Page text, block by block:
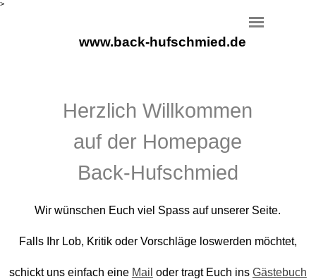
>
www.back-hufschmied.de
Herzlich Willkommen
auf der Homepage
Back-Hufschmied
Wir wünschen Euch viel Spass auf unserer Seite.
Falls Ihr Lob, Kritik oder Vorschläge loswerden möchtet,
schickt uns einfach eine Mail oder tragt Euch ins Gästebuch